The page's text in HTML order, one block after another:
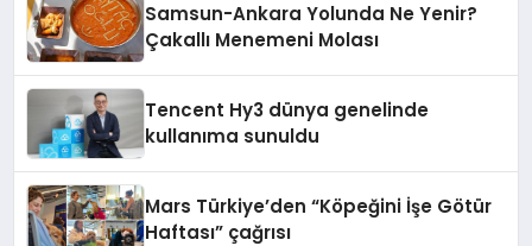
Samsun-Ankara Yolunda Ne Yenir?
Çakallı Menemeni Molası
Tencent Hy3 dünya genelinde
kullanıma sunuldu
Mars Türkiye’den “Köpeğini İşe Götür
Haftası” çağrısı